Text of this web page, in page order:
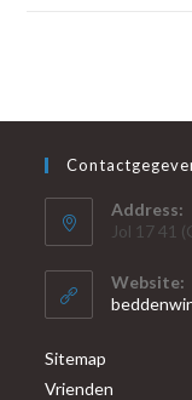
Address:
Jol 17 41
Website:
Sitemap
Vrienden